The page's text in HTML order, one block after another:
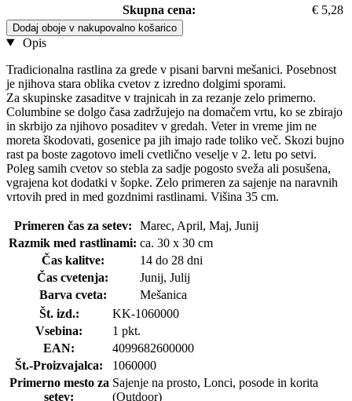
Skupna cena:
€ 5,28
Dodaj oboje v nakupovalno košarico
Opis
Tradicionalna rastlina za grede v pisani barvni mešanici. Posebnost
je njihova stara oblika cvetov z izredno dolgimi sporami.
Za skupinske zasaditve v trajnicah in za rezanje zelo primerno.
Columbine se dolgo časa zadržujejo na domačem vrtu, ko se zbirajo
in skrbijo za njihovo posaditev v gredah. Veter in vreme jim ne
moreta škodovati, gosenice pa jih imajo rade toliko več. Skozi bujno
rast pa boste zagotovo imeli cvetlično veselje v 2. letu po setvi.
Poleg samih cvetov so stebla za sadje pogosto sveža ali posušena,
vgrajena kot dodatki v šopke. Zelo primeren za sajenje na naravnih
vrtovih pred in med gozdnimi rastlinami. Višina 35 cm.
Primeren čas za setev:
Marec, April, Maj, Junij
Razmik med rastlinami: ca. 30 x 30 cm
Čas kalitve:
14 do 28 dni
Čas cvetenja:
Junij, Julij
Barva cveta:
Mešanica
Št. izd.:
KK-1060000
Vsebina:
1 pkt.
EAN:
4099682600000
Št.-Proizvajalca:
1060000
Primerno mesto za
setev:
Sajenje na prosto, Lonci, posode in korita
(Outdoor)